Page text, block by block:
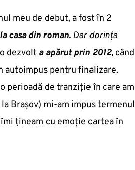
meu de debut, a fost în 2
casa din roman. Dar dorința
dezvolt a apărut prin 2012, când
autoimpus pentru finalizare.
perioadă de tranziție în care am
Braşov) mi-am impus termenul
țineam cu emoție cartea în